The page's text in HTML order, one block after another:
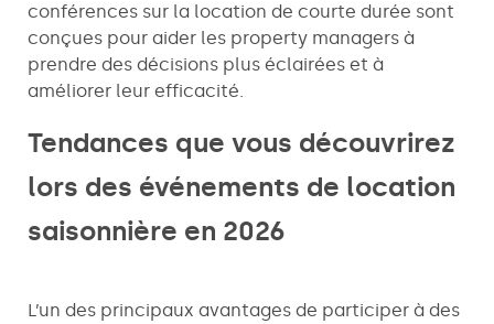
conférences sur la location de courte durée sont
conçues pour aider les property managers à
prendre des décisions plus éclairées et à
améliorer leur efficacité.
Tendances que vous découvrirez
lors des événements de location
saisonnière en 2026
L’un des principaux avantages de participer à des